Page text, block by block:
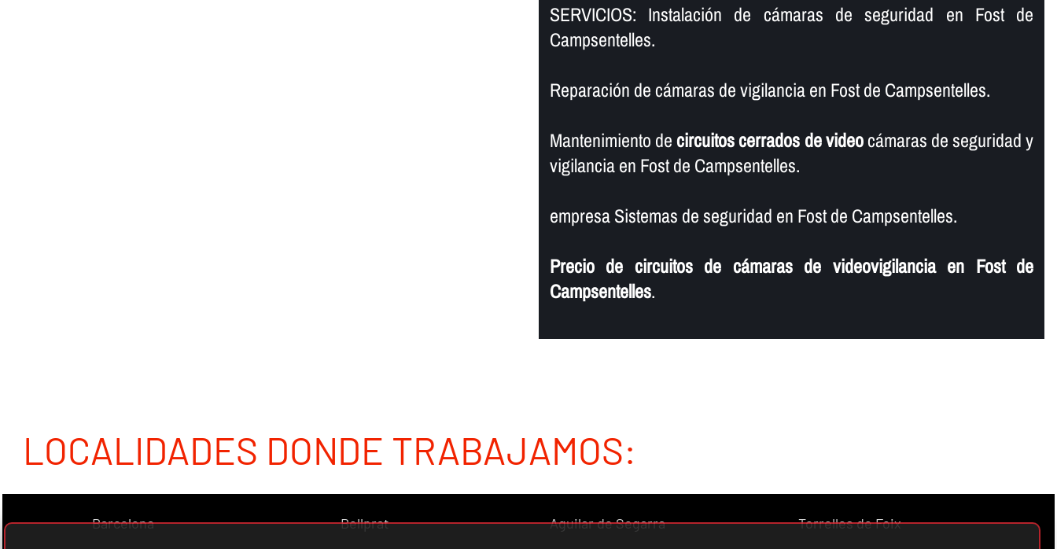
SERVICIOS: Instalación de cámaras de seguridad en Fost de
Campsentelles.
Reparación de cámaras de vigilancia en Fost de Campsentelles.
Mantenimiento decircuitos cerrados de videocámaras de seguridad y
vigilancia en Fost de Campsentelles.
empresa Sistemas de seguridad en Fost de Campsentelles.
Precio de circuitos de cámaras de videovigilancia en Fost de
Campsentelles.
LOCALIDADES DONDE TRABAJAMOS:
Barcelona Bellprat Aguilar de Segarra Torrelles de Foix